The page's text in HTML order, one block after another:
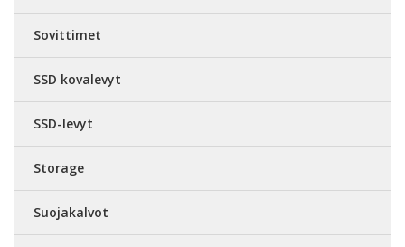
Sovittimet
SSD kovalevyt
SSD-levyt
Storage
Suojakalvot